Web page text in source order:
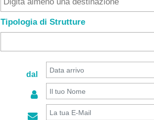
Tipologia di Strutture
dal